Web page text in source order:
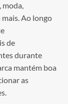
moda,
Ao longo
de
durante
mantém boa
as